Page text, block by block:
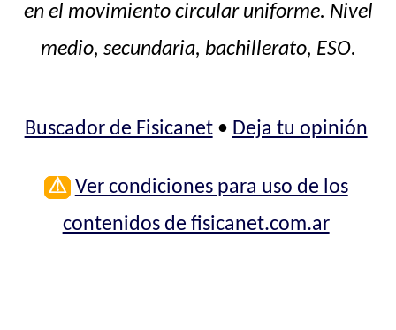
en el movimiento circular uniforme. Nivel
medio, secundaria, bachillerato, ESO.
Buscador de Fisicanet• Deja tu opinión
⚠ Ver condiciones para uso de los
contenidos de fisicanet.com.ar